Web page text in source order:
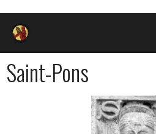
Saint-Pons